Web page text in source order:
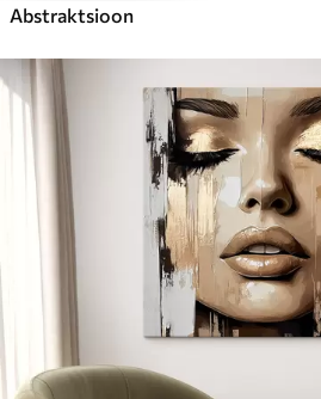
Abstraktsioon